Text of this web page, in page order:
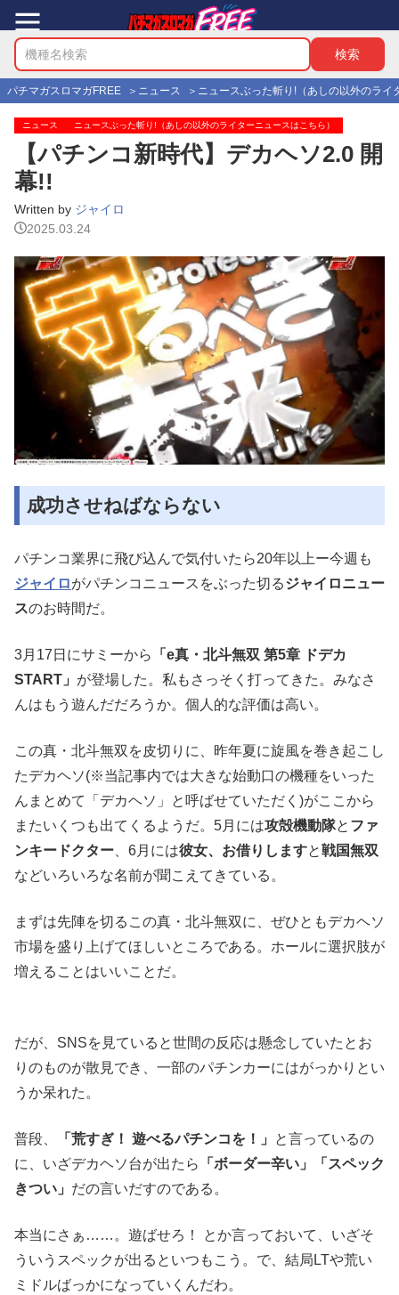
パチマガスロマガFREE ニュース ニュースぶった斬り!（あしの以外のライ
ニュース ニュースぶった斬り!（あしの以外のライターニュースはこちら）
【パチンコ新時代】デカヘソ2.0 開
幕!!
Written by ジャイロ
2025.03.24
成功させねばならない
パチンコ業界に飛び込んで気付いたら20年以上ー今週も
ジャイロがパチンコニュースをぶった切るジャイロニュー
スのお時間だ。
3月17日にサミーから
「e真・北斗無双 第5章 ドデカ
START」 が登場した。私もさっそく打ってきた。みなさ
んはもう遊んだだろうか。個人的な評価は高い。
この真・北斗無双を皮切りに、昨年夏に旋風を巻き起こし
たデカヘソ(※当記事内では大きな始動口の機種をいった
んまとめて「デカヘソ」と呼ばせていただく)がここから
またいくつも出てくるようだ。5月には攻殻機動隊と ファ
ンキードクター 、6月には彼女、お借りしますと戦国無双
などいろいろな名前が聞こえてきている。
まずは先陣を切るこの真・北斗無双に、ぜひともデカヘソ
市場を盛り上げてほしいところである。ホールに選択肢が
増えることはいいことだ。
だが、SNSを見ていると世間の反応は懸念していたとお
りのものが散見でき、一部のパチンカーにはがっかりとい
うか呆れた。
普段、 「荒すぎ！ 遊べるパチンコを！」
と言っているの
に、いざデカヘソ台が出たら
「ボーダー辛い」「スペック
きつい」 だの言いだすのである。
本当にさぁ……。遊ばせろ！ とか言っておいて、いざそ
ういうスペックが出るといつもこう。で、結局LTや荒い
ミドルばっかになっていくんだわ。